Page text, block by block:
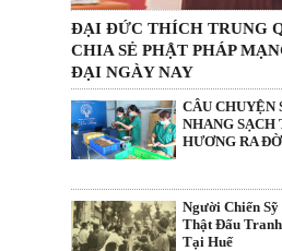
ĐẠI ĐỨC THÍCH TRUNG
CHIA SẺ PHẬT PHÁP
ĐẠI NGÀY NAY
CÂU CHUYỆN
NHANG SẠCH
HƯƠNG RA
Người Chiến
Thật Đấu
Tại Huế